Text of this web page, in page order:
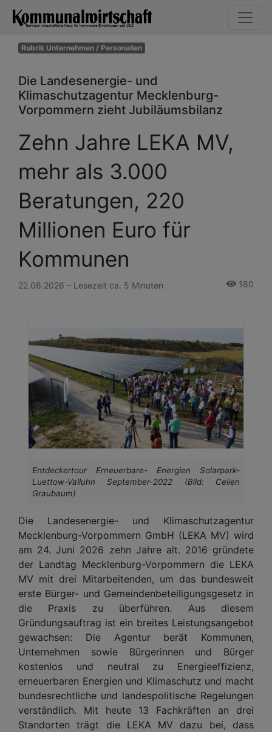
Rubrik Unternehmen / Personalien
Die Landesenergie- und
Klimaschutzagentur Mecklenburg-
Vorpommern zieht Jubiläumsbilanz
Zehn Jahre LEKA MV,
mehr als 3.000
Beratungen, 220
Millionen Euro für
Kommunen
22.06.2026 – Lesezeit ca. 5 Minuten 180
Entdeckertour Erneuerbare- Energien Solarpark-
Luettow-Valluhn September-2022 (Bild: Celien
Graubaum)
Die Landesenergie- und Klimaschutzagentur
Mecklenburg-Vorpommern GmbH (LEKA MV) wird
am 24. Juni 2026 zehn Jahre alt. 2016 gründete
der Landtag Mecklenburg-Vorpommern die LEKA
MV mit drei Mitarbeitenden, um das bundesweit
erste Bürger- und Gemeindenbeteiligungsgesetz in
die Praxis zu überführen. Aus diesem
Gründungsauftrag ist ein breites Leistungsangebot
gewachsen: Die Agentur berät Kommunen,
Unternehmen sowie Bürgerinnen und Bürger
kostenlos und neutral zu Energieeffizienz,
erneuerbaren Energien und Klimaschutz und macht
bundesrechtliche und landespolitische Regelungen
verständlich. Mit heute 13 Fachkräften an drei
Standorten trägt die LEKA MV dazu bei, dass